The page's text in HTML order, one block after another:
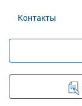
Контакты